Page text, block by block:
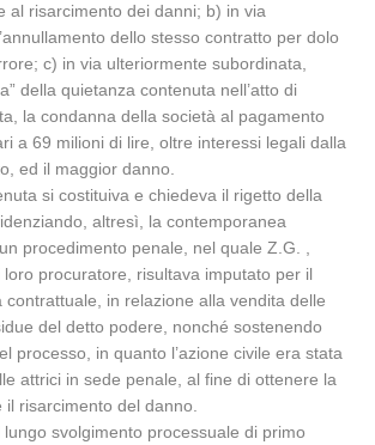
al risarcimento dei danni; b) in via
dello stesso contratto per dolo
c) in via ulteriormente subordinata,
della quietanza contenuta nell’atto di
la condanna della società al pagamento
a 69 milioni di lire, oltre interessi legali dalla
ed il maggior danno.
si costituiva e chiedeva il rigetto della
altresì, la contemporanea
procedimento penale, nel quale Z.G. ,
loro procuratore, risultava imputato per il
contrattuale, in relazione alla vendita delle
del detto podere, nonché sostenendo
processo, in quanto l’azione civile era stata
attrici in sede penale, al fine di ottenere la
il risarcimento del danno.
lungo svolgimento processuale di primo